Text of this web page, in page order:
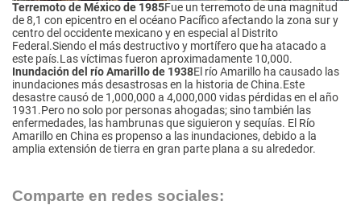
Terremoto de México de 1985Fue un terremoto de una magnitud
de 8,1 con epicentro en el océano Pacífico afectando la zona sur y
centro del occidente mexicano y en especial al Distrito
Federal.Siendo el más destructivo y mortífero que ha atacado a
este país.Las víctimas fueron aproximadamente 10,000.
Inundación del río Amarillo de 1938El río Amarillo ha causado las
inundaciones más desastrosas en la historia de China.Este
desastre causó de 1,000,000 a 4,000,000 vidas pérdidas en el año
1931.Pero no solo por personas ahogadas; sino también las
enfermedades, las hambrunas que siguieron y sequías. El Río
Amarillo en China es propenso a las inundaciones, debido a la
amplia extensión de tierra en gran parte plana a su alrededor.
Comparte en redes sociales: